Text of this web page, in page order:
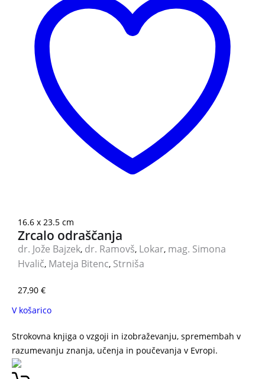
16.6 x 23.5 cm
Zrcalo odraščanja
dr. Jože Bajzek, dr. Ramovš, Lokar, mag. Simona
Hvalič, Mateja Bitenc, Strniša
27,90 €
V košarico
Strokovna knjiga o vzgoji in izobraževanju, spremembah v
razumevanju znanja, učenja in poučevanja v Evropi.